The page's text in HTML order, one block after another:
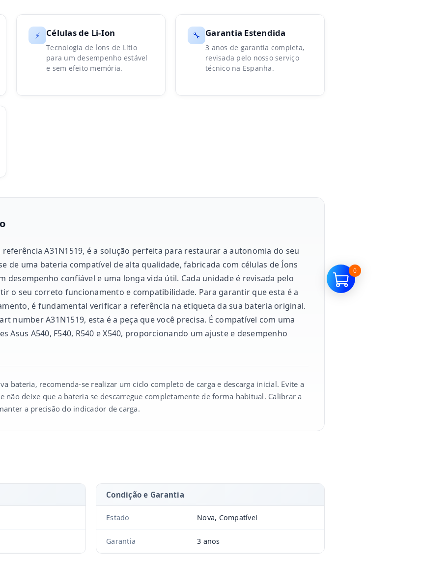
⚡ Células de Li-Ion
Tecnologia de Íons de Lítio
para um desempenho estável
e sem efeito memória.
🔧 Garantia Estendida
3 anos de garantia completa,
revisada pelo nosso serviço
técnico na Espanha.
A31N1519, é a solução perfeita para restaurar a autonomia do seu
de uma bateria compatível de alta qualidade, fabricada com células de Íons
desempenho confiável e uma longa vida útil. Cada unidade é revisada pelo
o seu correto funcionamento e compatibilidade. Para garantir que esta é a
é fundamental verificar a referência na etiqueta da sua bateria original.
number A31N1519, esta é a peça que você precisa. É compatível com uma
Asus A540, F540, R540 e X540, proporcionando um ajuste e desempenho
bateria, recomenda-se realizar um ciclo completo de carga e descarga inicial. Evite a
não deixe que a bateria se descarregue completamente de forma habitual. Calibrar a
a precisão do indicador de carga.
Condição e Garantia
Estado Nova, Compatível
Garantia 3 anos
0